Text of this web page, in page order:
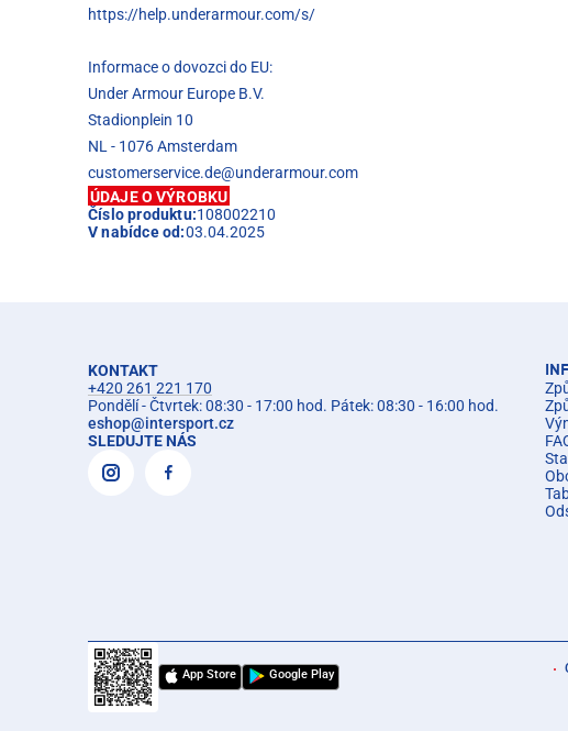
https://help.underarmour.com/s/
Informace o dovozci do EU:
Under Armour Europe B.V.
Stadionplein 10
NL - 1076 Amsterdam
customerservice.de@underarmour.com
ÚDAJE O VÝROBKU
Číslo produktu:108002210
V nabídce od:03.04.2025
KONTAKT
+420 261 221 170
Pondělí - Čtvrtek: 08:30 - 17:00 hod. Pátek: 08:30 - 16:00 hod.
eshop@intersport.cz
SLEDUJTE NÁS
App Store Google Play